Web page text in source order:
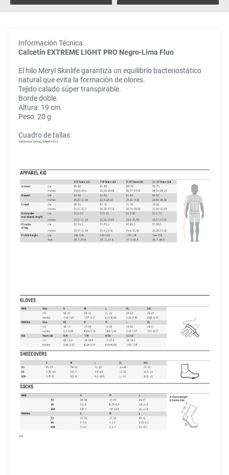
Información Técnica
Calcetín EXTREME LIGHT PRO Negro-Lima Fluo
El hilo Meryl Skinlife garantiza un equilibrio bacteriostático
natural que evita la formación de olores.
Tejido calado súper transpirable.
Borde doble.
Altura: 19 cm.
Peso: 20 g
Cuadro de tallas